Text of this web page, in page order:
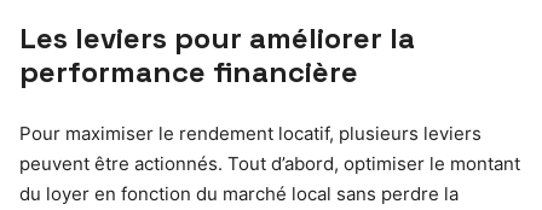
Les leviers pour améliorer la
performance financière
Pour maximiser le rendement locatif, plusieurs leviers
peuvent être actionnés. Tout d’abord, optimiser le montant
du loyer en fonction du marché local sans perdre la